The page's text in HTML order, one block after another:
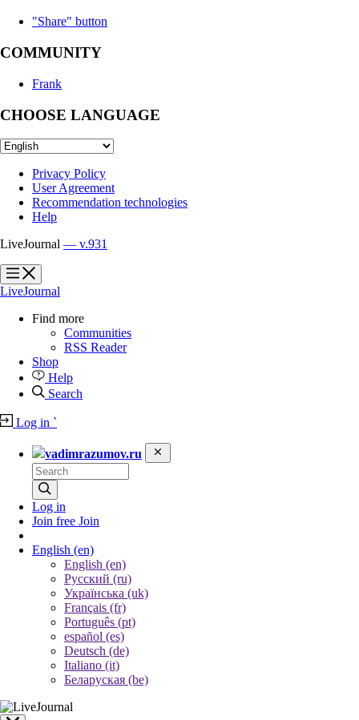
"Share" button
COMMUNITY
Frank
CHOOSE LANGUAGE
Privacy Policy
User Agreement
Recommendation technologies
Help
LiveJournal — v.931
?
?
LiveJournal
Find more
Communities
RSS Reader
Shop
Help
Search
Log in `
vadimrazumov.ru
Log in
Join free Join
English (en)
English (en)
Русский (ru)
Українська (uk)
Français (fr)
Português (pt)
español (es)
Deutsch (de)
Italiano (it)
Беларуская (be)